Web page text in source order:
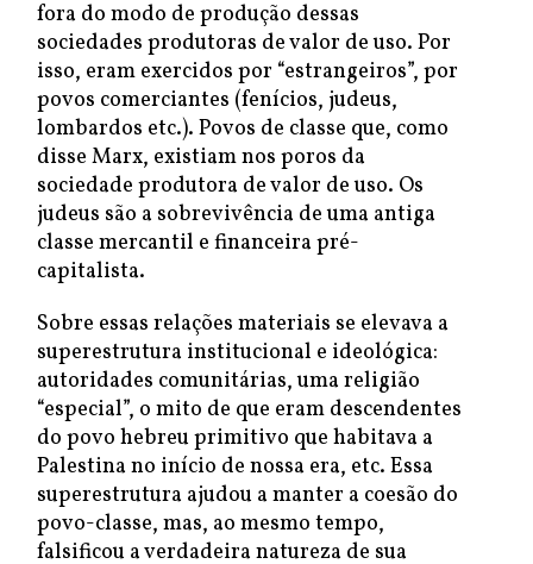
fora do modo de produção dessas
sociedades produtoras de valor de uso. Por
isso, eram exercidos por “estrangeiros”, por
povos comerciantes (fenícios, judeus,
lombardos etc.). Povos de classe que, como
disse Marx, existiam nos poros da
sociedade produtora de valor de uso. Os
judeus são a sobrevivência de uma antiga
classe mercantil e financeira pré-
capitalista.
Sobre essas relações materiais se elevava a
superestrutura institucional e ideológica:
autoridades comunitárias, uma religião
“especial”, o mito de que eram descendentes
do povo hebreu primitivo que habitava a
Palestina no início de nossa era, etc. Essa
superestrutura ajudou a manter a coesão do
povo-classe, mas, ao mesmo tempo,
falsificou a verdadeira natureza de sua